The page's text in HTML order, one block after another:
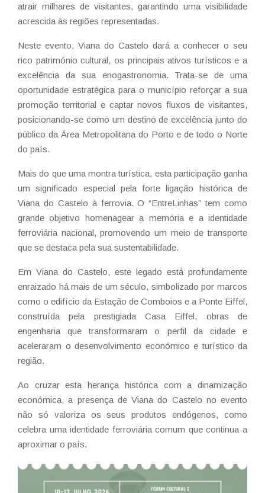
atrair milhares de visitantes, garantindo uma visibilidade
acrescida às regiões representadas.
Neste evento, Viana do Castelo dará a conhecer o seu
rico património cultural, os principais ativos turísticos e a
excelência da sua enogastronomia. Trata-se de uma
oportunidade estratégica para o município reforçar a sua
promoção territorial e captar novos fluxos de visitantes,
posicionando-se como um destino de excelência junto do
público da Área Metropolitana do Porto e de todo o Norte
do país.
Mais do que uma montra turística, esta participação ganha
um significado especial pela forte ligação histórica de
Viana do Castelo à ferrovia. O “EntreLinhas” tem como
grande objetivo homenagear a memória e a identidade
ferroviária nacional, promovendo um meio de transporte
que se destaca pela sua sustentabilidade.
Em Viana do Castelo, este legado está profundamente
enraizado há mais de um século, simbolizado por marcos
como o edifício da Estação de Comboios e a Ponte Eiffel,
construída pela prestigiada Casa Eiffel, obras de
engenharia que transformaram o perfil da cidade e
aceleraram o desenvolvimento económico e turístico da
região.
Ao cruzar esta herança histórica com a dinamização
económica, a presença de Viana do Castelo no evento
não só valoriza os seus produtos endógenos, como
celebra uma identidade ferroviária comum que continua a
aproximar o país.